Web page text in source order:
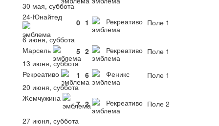
30 мая, суббота
24-Юнайтед
0 1 Рекреативо Поле 1
6 июня, суббота
Марсель
5 2 Рекреативо Поле 1
13 июня, суббота
Рекреативо
1 6 Феникс
Поле 1
20 июня, суббота
Жемчужина
7 2 Рекреативо Поле 2
27 июня, суббота